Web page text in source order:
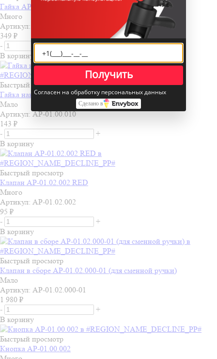
Гайка АР-01.02.007
Много
Артикул: АР-01.02.007
349 ₽
-
+
В корзину
Быстрый просмотр
Гайка накидная АР-01.00.010
Мало
Артикул: АР-01.00.010
143 ₽
-
+
В корзину
Быстрый просмотр
Клапан АР-01.02.002 RED
Много
Артикул: АР-01.02.002
95 ₽
-
+
В корзину
Быстрый просмотр
Клапан в сборе АР-01.02.000-01 (для сменной ручки)
Мало
Артикул: АР-01.02.000-01
1 980 ₽
-
+
В корзину
Быстрый просмотр
Кнопка АР-01.00.002
Получить
Согласен на обработку персональных данных
Сделано в